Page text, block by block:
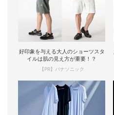
好印象を与える大人のショーツスタ
イルは肌の見え方が重要！？
【PR】パナソニック